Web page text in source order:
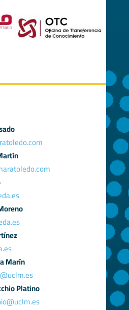
Marín
Platino